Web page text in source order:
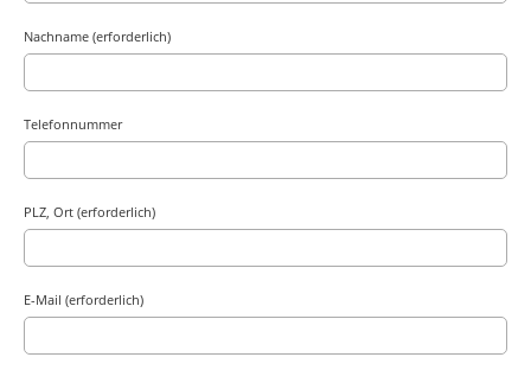
Nachname (erforderlich)
Telefonnummer
PLZ, Ort (erforderlich)
E-Mail (erforderlich)